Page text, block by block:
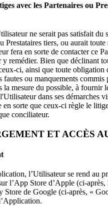
avec les Partenaires ou
ne serait pas satisfait du
Prestataires tiers, ou aurait
fera en sorte de contacter ce
y remédier. Bien que déclinant
ci, ainsi que toute obligation
ou manquements commis
la mesure du possible, à fournir
dans ses démarches
en sorte que ceux-ci règle le
conciliateur.
ET ACCÈS
l’Utilisateur se rend au
l’App Store d’Apple (ci-
Store de Google (ci-après, «